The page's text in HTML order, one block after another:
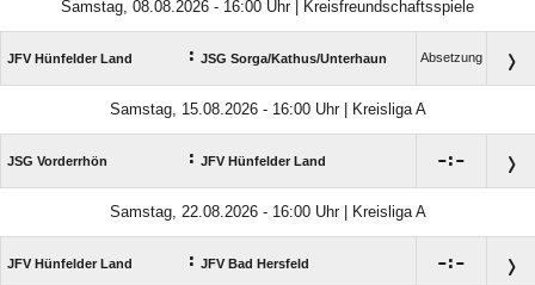
Samstag, 08.08.2026 - 16:00 Uhr | Kreisfreundschaftsspiele
JFV Hünfelder Land : JSG Sorga/​Kathus/​Unterhaun Absetzung
Samstag, 15.08.2026 - 16:00 Uhr | Kreisliga A
JSG Vorderrhön : JFV Hünfelder Land :
Samstag, 22.08.2026 - 16:00 Uhr | Kreisliga A
JFV Hünfelder Land : JFV Bad Hersfeld :